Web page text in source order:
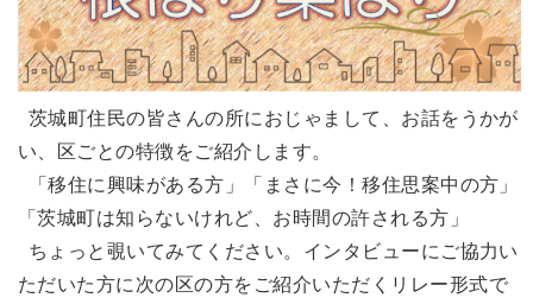
茨城町住民の皆さんの所におじゃまして、お話をうかが
い、区ごとの特徴をご紹介します。
「移住に興味がある方」「まさに今！移住思案中の方」
「茨城町は知らないけれど、お時間の許される方」
ちょっと覗いてみてください。インタビューにご協力い
ただいた方に次の区の方をご紹介いただくリレー形式で